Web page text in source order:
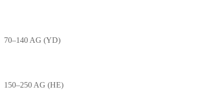
70–140 AG (YD)
150–250 AG (HE)